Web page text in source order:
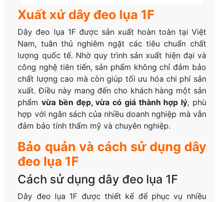
Xuất xứ dây đeo lụa 1F
Dây đeo lụa 1F được sản xuất hoàn toàn tại Việt
Nam, tuân thủ nghiêm ngặt các tiêu chuẩn chất
lượng quốc tế. Nhờ quy trình sản xuất hiện đại và
công nghệ tiên tiến, sản phẩm không chỉ đảm bảo
chất lượng cao mà còn giúp tối ưu hóa chi phí sản
xuất. Điều này mang đến cho khách hàng một sản
phẩmvừa bền đẹp, vừa có giá thành hợp lý, phù
hợp với ngân sách của nhiều doanh nghiệp mà vẫn
đảm bảo tính thẩm mỹ và chuyên nghiệp.
Bảo quản và cách sử dụng dây
đeo lụa 1F
Cách sử dụng dây đeo lụa 1F
Dây đeo lụa 1F được thiết kế để phục vụ nhiều